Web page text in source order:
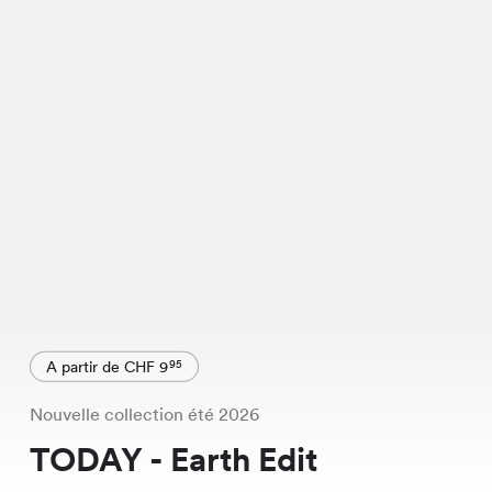
A partir de CHF 995
Nouvelle collection été 2026
TODAY - Earth Edit